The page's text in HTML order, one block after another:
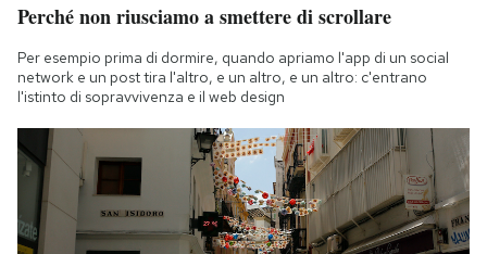
Perché non riusciamo a smettere di scrollare
Per esempio prima di dormire, quando apriamo l'app di un social
network e un post tira l'altro, e un altro, e un altro: c'entrano
l'istinto di sopravvivenza e il web design